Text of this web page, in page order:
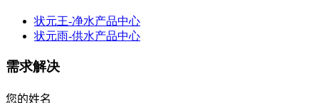
状元王-净水产品中心
状元雨-供水产品中心
需求解决
您的姓名